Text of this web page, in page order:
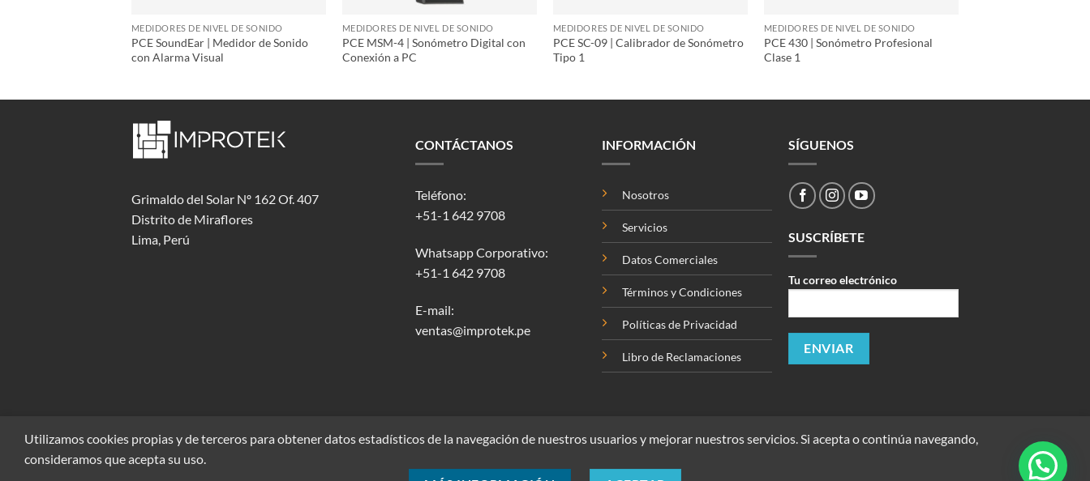
MEDIDORES DE NIVEL DE SONIDO
PCE SoundEar | Medidor de Sonido
con Alarma Visual
MEDIDORES DE NIVEL DE SONIDO
PCE MSM-4 | Sonómetro Digital con
Conexión a PC
MEDIDORES DE NIVEL DE SONIDO
PCE SC-09 | Calibrador de Sonómetro
Tipo 1
MEDIDORES DE NIVEL DE SONIDO
PCE 430 | Sonómetro Profesional
Clase 1
Grimaldo del Solar Nº 162 Of. 407
Distrito de Miraflores
Lima, Perú
CONTÁCTANOS
Teléfono:
+51-1 642 9708
Whatsapp Corporativo:
+51-1 642 9708
E-mail:
ventas@improtek.pe
INFORMACIÓN
Nosotros
Servicios
Datos Comerciales
Términos y Condiciones
Políticas de Privacidad
Libro de Reclamaciones
SÍGUENOS
SUSCRÍBETE
Tu correo electrónico
Utilizamos cookies propias y de terceros para obtener datos estadísticos de la navegación de nuestros usuarios y mejorar nuestros servicios. Si acepta o continúa navegando,
consideramos que acepta su uso.